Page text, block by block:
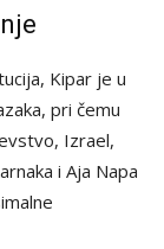
Kipar je u
pri čemu
Izrael,
i Aja Napa